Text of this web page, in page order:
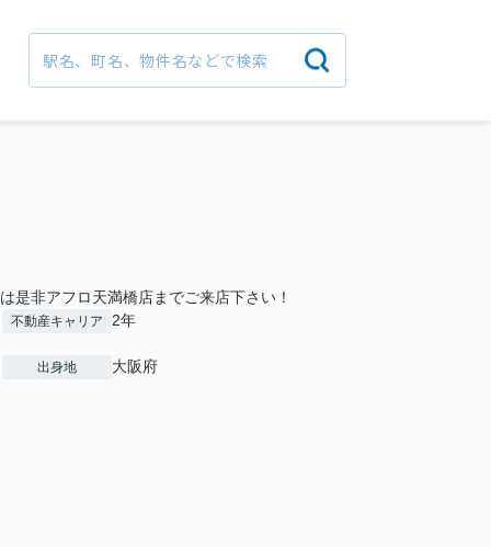
是非アフロ天満橋店までご来店下さい！
不動産キャリア 2年
出身地 大阪府